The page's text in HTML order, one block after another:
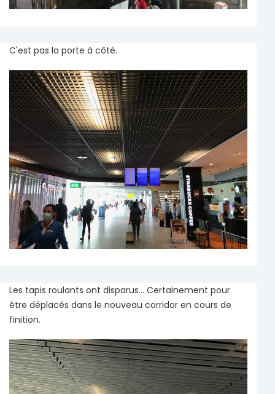
C'est pas la porte à côté.
Les tapis roulants ont disparus... Certainement pour
être déplacés dans le nouveau corridor en cours de
finition.